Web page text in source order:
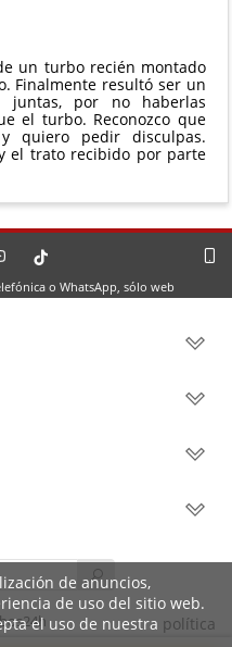
un turbo recién montado
Finalmente resultó ser un
juntas, por no haberlas
el turbo. Reconozco que
pedir disculpas.
el trato recibido por parte
o WhatsApp, sólo web
de anuncios,
de uso del sitio web.
el uso de nuestra política